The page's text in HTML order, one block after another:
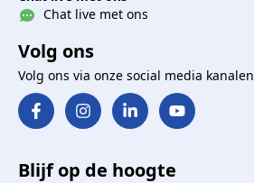
Chat live met ons
Volg ons
Volg ons via onze social media kanalen
Blijf op de hoogte